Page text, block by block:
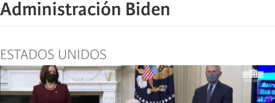
Administración Biden
ESTADOS UNIDOS